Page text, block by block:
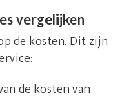
vergelijken
de kosten. Dit zijn
de kosten van